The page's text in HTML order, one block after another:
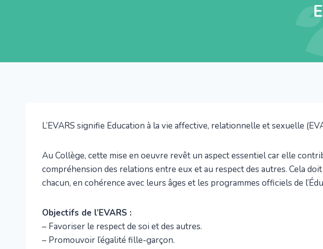
L’EVARS signifie Education à la vie affective, relationnelle et sexuelle
Au Collège, cette mise en oeuvre revêt un aspect essentiel car elle
compréhension des relations entre eux et au respect des autres. Cela
chacun, en cohérence avec leurs âges et les programmes officiels de
Objectifs de l’EVARS :
– Favoriser le respect de soi et des autres.
– Promouvoir l’égalité fille-garçon.